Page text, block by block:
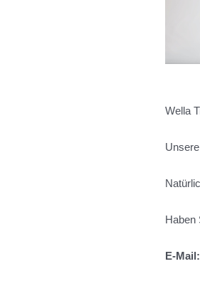
Wella
Haben
E-Mail: